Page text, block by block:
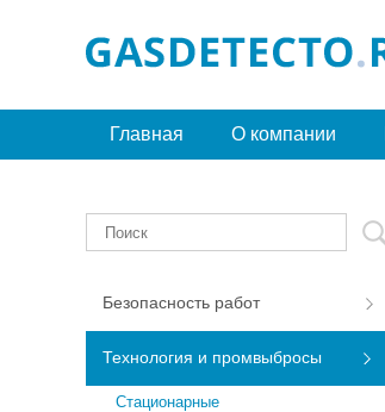
Главная О компании
Безопасность работ
Технология и промвыбросы
Стационарные